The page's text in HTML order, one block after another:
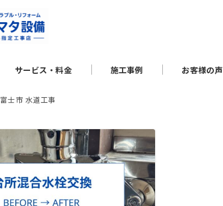
サービス・料金 施工事例 お客様の声
富士市 水道工事